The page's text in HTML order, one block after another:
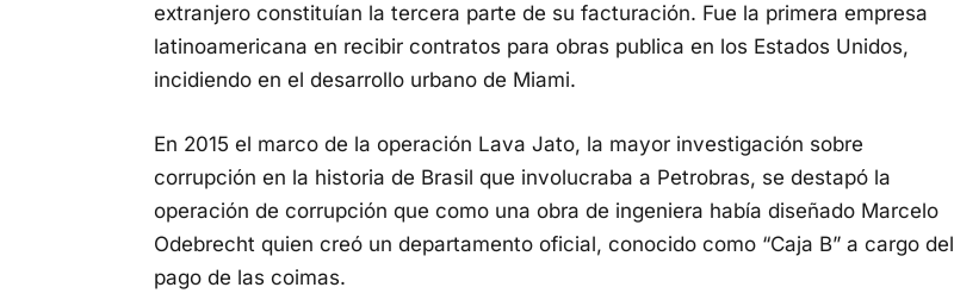
extranjero constituían la tercera parte de su facturación. Fue la primera empresa
latinoamericana en recibir contratos para obras publica en los Estados Unidos,
incidiendo en el desarrollo urbano de Miami.
En 2015 el marco de la operación Lava Jato, la mayor investigación sobre
corrupción en la historia de Brasil que involucraba a Petrobras, se destapó la
operación de corrupción que como una obra de ingeniera había diseñado Marcelo
Odebrecht quien creó un departamento oficial, conocido como “Caja B” a cargo del
pago de las coimas.